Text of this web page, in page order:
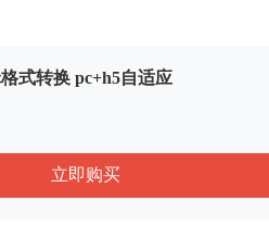
式转换 pc+h5自适应
立即购买